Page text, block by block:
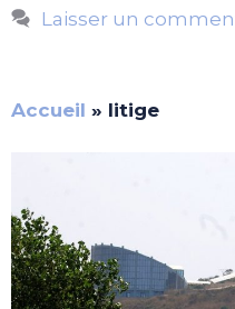
Laisser un
Accueil » litige